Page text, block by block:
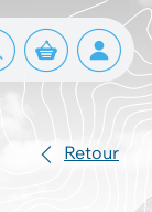
Retour